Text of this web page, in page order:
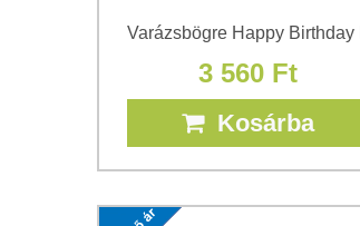
Varázsbögre Happy Birthday II
3 560 Ft
Kosárba